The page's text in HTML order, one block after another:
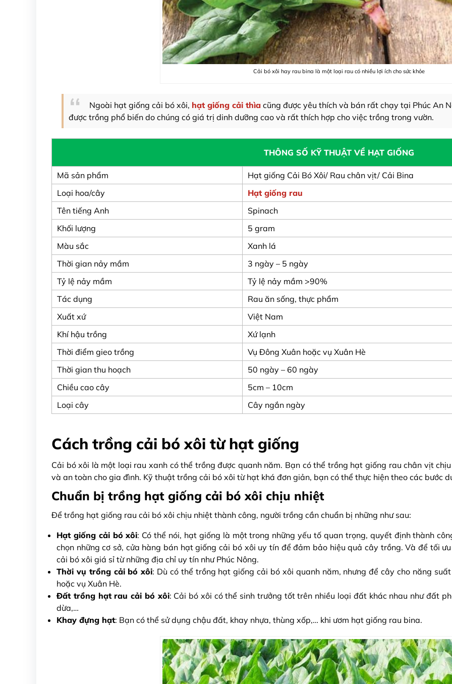
Cải bó xôi hay rau bina là một loại rau có nhiều lợi ích cho sức khỏe
Ngoài hạt giống cải bó xôi, hạt giống cải thìa cũng được yêu thích và bán rất chạy tại Phúc An
được trồng phổ biến do chúng có giá trị dinh dưỡng cao và rất thích hợp cho việc trồng trong vườn.
THÔNG SỐ KỸ THUẬT VỀ HẠT GIỐNG
Mã sản phẩm
Hạt giống Cải Bó Xôi/ Rau chân vịt/ Cải Bina
Loại hoa/cây
Hạt giống rau
Tên tiếng Anh
Spinach
Khối lượng
5 gram
Màu sắc
Xanh lá
Thời gian nảy mầm
3 ngày – 5 ngày
Tỷ lệ nảy mầm
Tỷ lệ nảy mầm >90%
Tác dụng
Rau ăn sống, thực phẩm
Xuất xứ
Việt Nam
Khí hậu trồng
Xứ lạnh
Thời điểm gieo trồng
Vụ Đông Xuân hoặc vụ Xuân Hè
Thời gian thu hoạch
50 ngày – 60 ngày
Chiều cao cây
5cm – 10cm
Loại cây
Cây ngắn ngày
Cách trồng cải bó xôi từ hạt giống
Cải bó xôi là một loại rau xanh có thể trồng được quanh năm. Bạn có thể trồng hạt giống rau chân vịt
và an toàn cho gia đình. Kỹ thuật trồng cải bó xôi từ hạt khá đơn giản, bạn có thể thực hiện theo các bước
Chuẩn bị trồng hạt giống cải bó xôi chịu nhiệt
Để trồng hạt giống rau cải bó xôi chịu nhiệt thành công, người trồng cần chuẩn bị những như sau:
Hạt giống cải bó xôi: Có thể nói, hạt giống là một trong những yếu tố quan trọng, quyết định thành
chọn những cơ sở, cửa hàng bán hạt giống cải bó xôi uy tín để đảm bảo hiệu quả cây trồng. Và để tối
cải bó xôi giá sỉ từ những địa chỉ uy tín như Phúc Nông.
Thời vụ trồng cải bó xôi: Dù có thể trồng hạt giống cải bó xôi quanh năm, nhưng để cây cho năng
hoặc vụ Xuân Hè.
Đất trồng hạt rau cải bó xôi: Cải bó xôi có thể sinh trưởng tốt trên nhiều loại đất khác nhau như đất
dừa,…
Khay đựng hạt: Bạn có thể sử dụng chậu đất, khay nhựa, thùng xốp,… khi ươm hạt giống rau bina.